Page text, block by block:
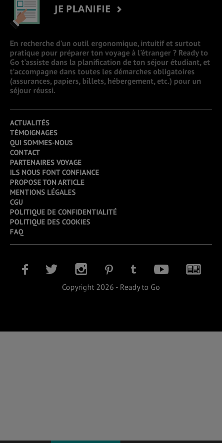
JE PLANIFIE
En recherche d’un outil ergonomique, intuitif et surtout
pratique pour préparer ton voyage à l’étranger ? Ready to
Go t’assiste dans la planification de ton séjour étudiant, et
t’accompagne dans toutes les démarches obligatoires
(assurances, papiers, billets, hébergement, etc.) pour un
séjour réussi.
ACTUALITÉS
TÉMOIGNAGES
QUI SOMMES-NOUS
CONTACT
PARTENAIRES VOYAGE
ILS NOUS FONT CONFIANCE
PROPOSE TON ARTICLE
MENTIONS LÉGALES
CGU
POLITIQUE DE CONFIDENTIALITÉ
POLITIQUE DES COOKIES
FAQ
Copyright 2026 - Ready to Go